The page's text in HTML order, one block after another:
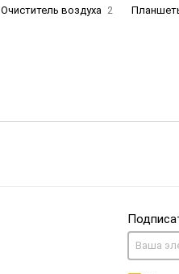
Очиститель воздуха 2